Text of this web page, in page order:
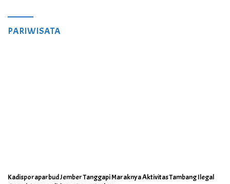
PARIWISATA
Kadisporaparbud Jember Tanggapi Maraknya Aktivitas Tambang Ilegal